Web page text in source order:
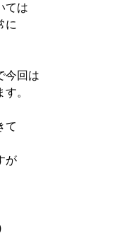
ては
に
今回は
。
て
が